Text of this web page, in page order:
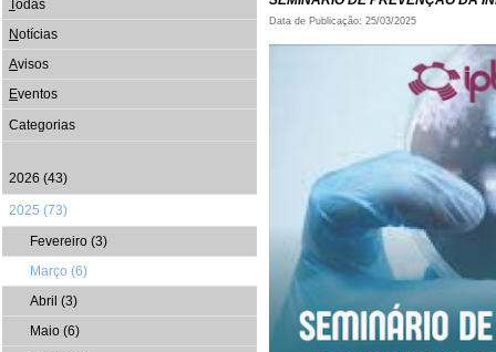
Todas
Notícias
Avisos
Eventos
Categorias
2026 (43)
2025 (73)
Fevereiro (3)
Março (6)
Abril (3)
Maio (6)
Data de Publicação: 25/03/2025